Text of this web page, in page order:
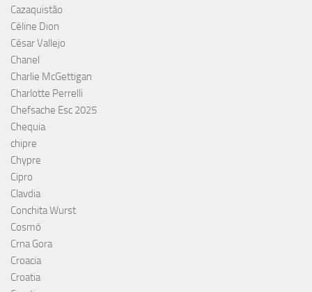
Cazaquistão
Céline Dion
César Vallejo
Chanel
Charlie McGettigan
Charlotte Perrelli
Chefsache Esc 2025
Chequia
chipre
Chypre
Cipro
Clavdia
Conchita Wurst
Cosmó
Crna Gora
Croacia
Croatia